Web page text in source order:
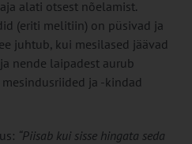
alati otsest nõelamist.
(eriti melitiin) on püsivad ja
juhtub, kui mesilased jäävad
nende laipadest aurub
ja -kindad
“Piisab kui sisse hingata seda